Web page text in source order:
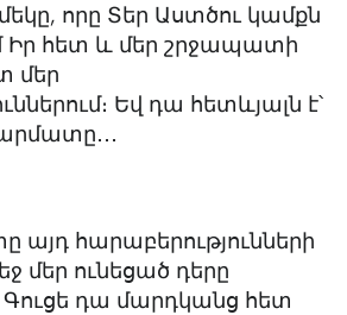
որը Տեր Աստծու կամքն
Իր հետ և մեր շրջապատի
մեր
Եվ դա հետևյալն է՝
այդ հարաբերությունների
մեր ունեցած դերը
Գուցե դա մարդկանց հետ